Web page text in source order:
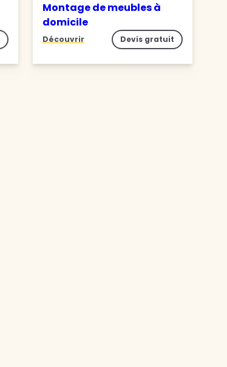
Montage de meubles à
domicile
Découvrir Devis gratuit